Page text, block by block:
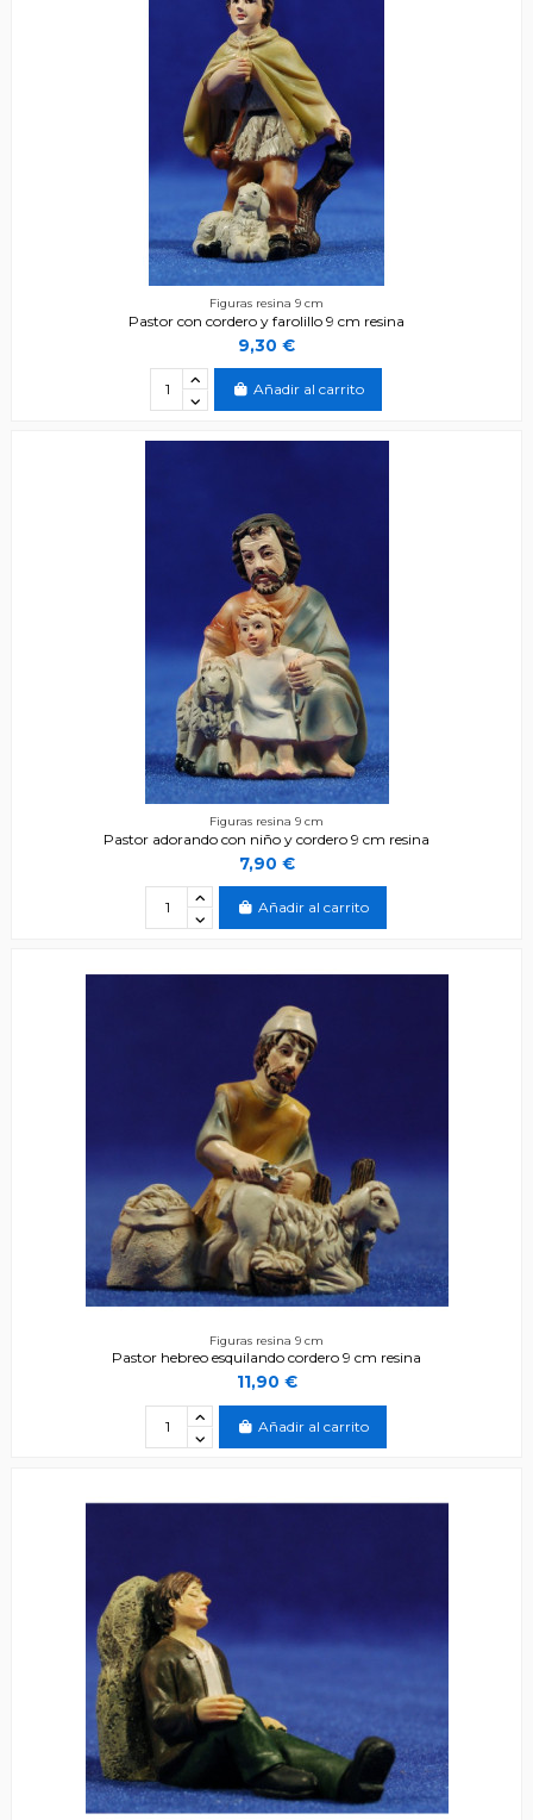
Figuras resina 9 cm
Pastor con cordero y farolillo 9 cm resina
9,30 €
Añadir al carrito
Figuras resina 9 cm
Pastor adorando con niño y cordero 9 cm resina
7,90 €
Añadir al carrito
Figuras resina 9 cm
Pastor hebreo esquilando cordero 9 cm resina
11,90 €
Añadir al carrito